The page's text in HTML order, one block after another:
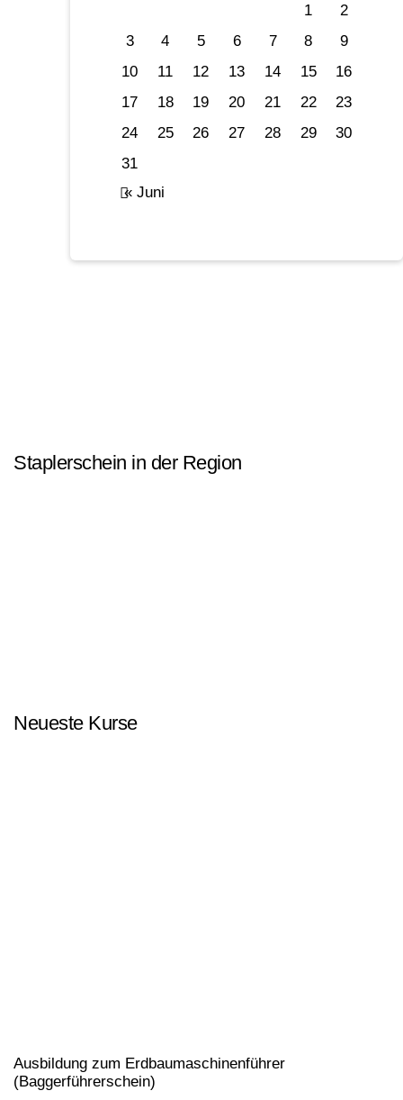
1
2
3
4 5 6 7 8
9
10
11 12 13 14 15
16
17
18 19 20 21 22
23
24
25 26 27 28 29
30
31
« Juni
Staplerschein in der Region
Neueste Kurse
Ausbildung zum Erdbaumaschinenführer
(Baggerführerschein)